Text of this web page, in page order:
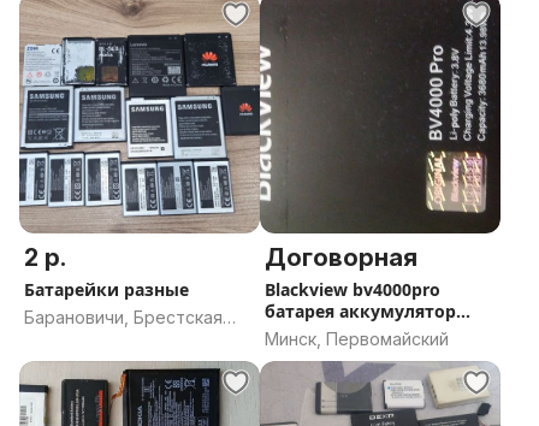
2 р.
Батарейки разные
Барановичи, Брестская
Договорная
Blackview bv4000pro
батарея аккумулятор
оригинал
Минск, Первомайский